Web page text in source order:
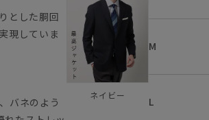
とした胴回
現していま
バネのよう
ネイビー
M
L